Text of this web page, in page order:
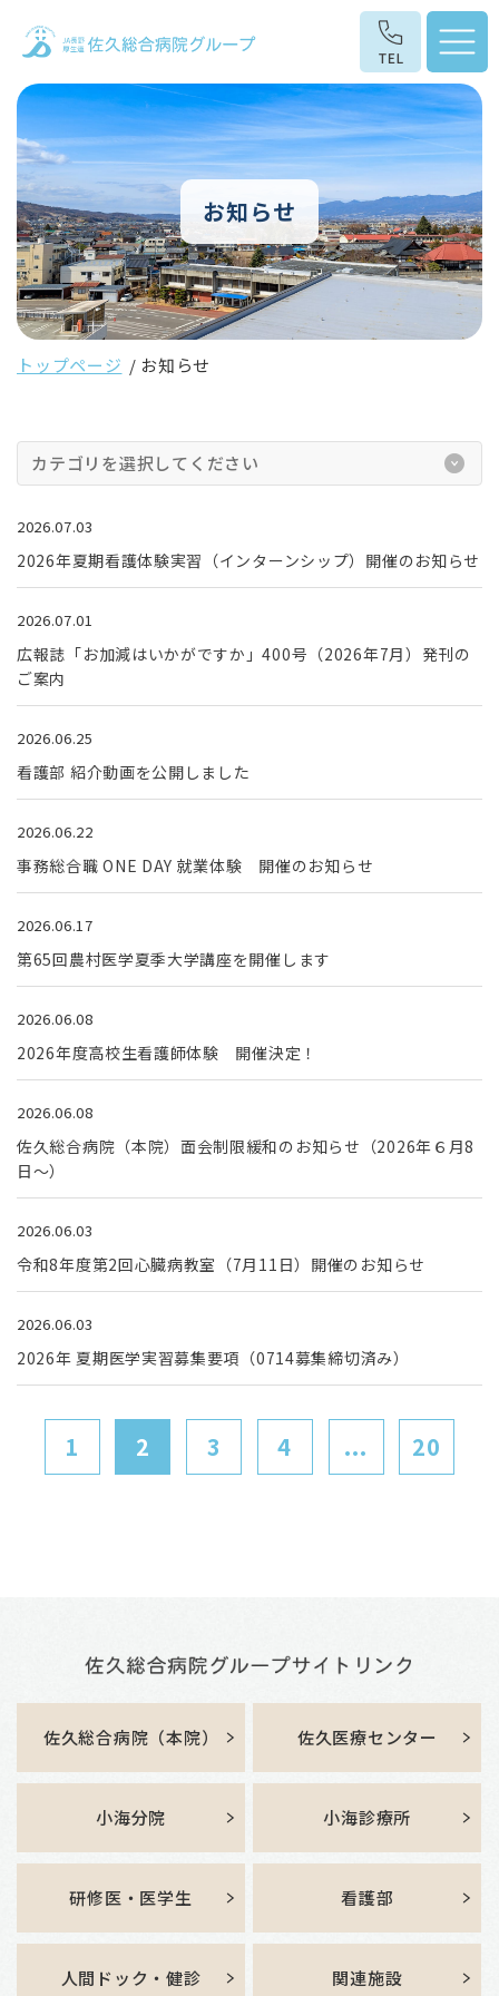
お知らせ
トップページ お知らせ
カテゴリを選択してください
2026.07.03
2026年夏期看護体験実習（インターンシップ）開催のお知らせ
2026.07.01
広報誌「お加減はいかがですか」400号（2026年7月）発刊の
ご案内
2026.06.25
看護部 紹介動画を公開しました
2026.06.22
事務総合職 ONE DAY 就業体験 開催のお知らせ
2026.06.17
第65回農村医学夏季大学講座を開催します
2026.06.08
2026年度高校生看護師体験 開催決定！
2026.06.08
佐久総合病院（本院）面会制限緩和のお知らせ（2026年６月8
日～）
2026.06.03
令和8年度第2回心臓病教室（7月11日）開催のお知らせ
2026.06.03
2026年 夏期医学実習募集要項（0714募集締切済み）
1 2 3 4 ... 20
佐久総合病院（本院） 佐久医療センター
小海分院 小海診療所
研修医・医学生 看護部
人間ドック・健診 関連施設